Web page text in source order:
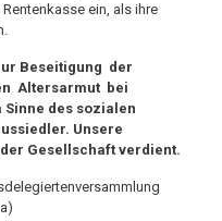
ein, als ihre
Beseitigung der
Altersarmut bei
Sinne des sozialen
Unsere
Gesellschaft verdient.